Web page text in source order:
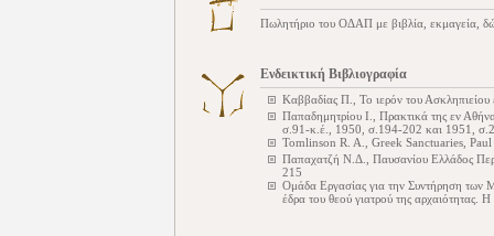
Πωλητήριο του ΟΔΑΠ με βιβλία, εκμαγεία,
Ενδεικτική Βιβλιογραφία
Καββαδίας Π., Το ιερόν του
Παπαδημητρίου Ι., Πρακτικά της εν
σ.91-κ.έ., 1950, σ.194-202 και 1951,
Tomlinson R. A., Greek Sanctuaries,
Παπαχατζή Ν.Δ., Παυσανίου Ελλάδος
215
Ομάδα Εργασίας για την Συντήρηση
έδρα του θεού γιατρού της αρχαιότητας.